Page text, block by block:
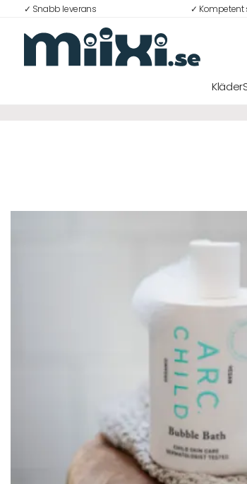
✓ Snabb leverans ✓
Kläder
Lösenord
Logga in